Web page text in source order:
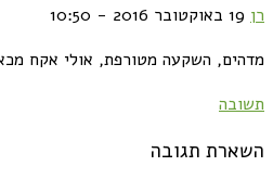
רן 19 באוקטובר 2016 - 10:50
מדהים, השקעה מטורפת, אולי אקח
תשובה
השארת תגובה